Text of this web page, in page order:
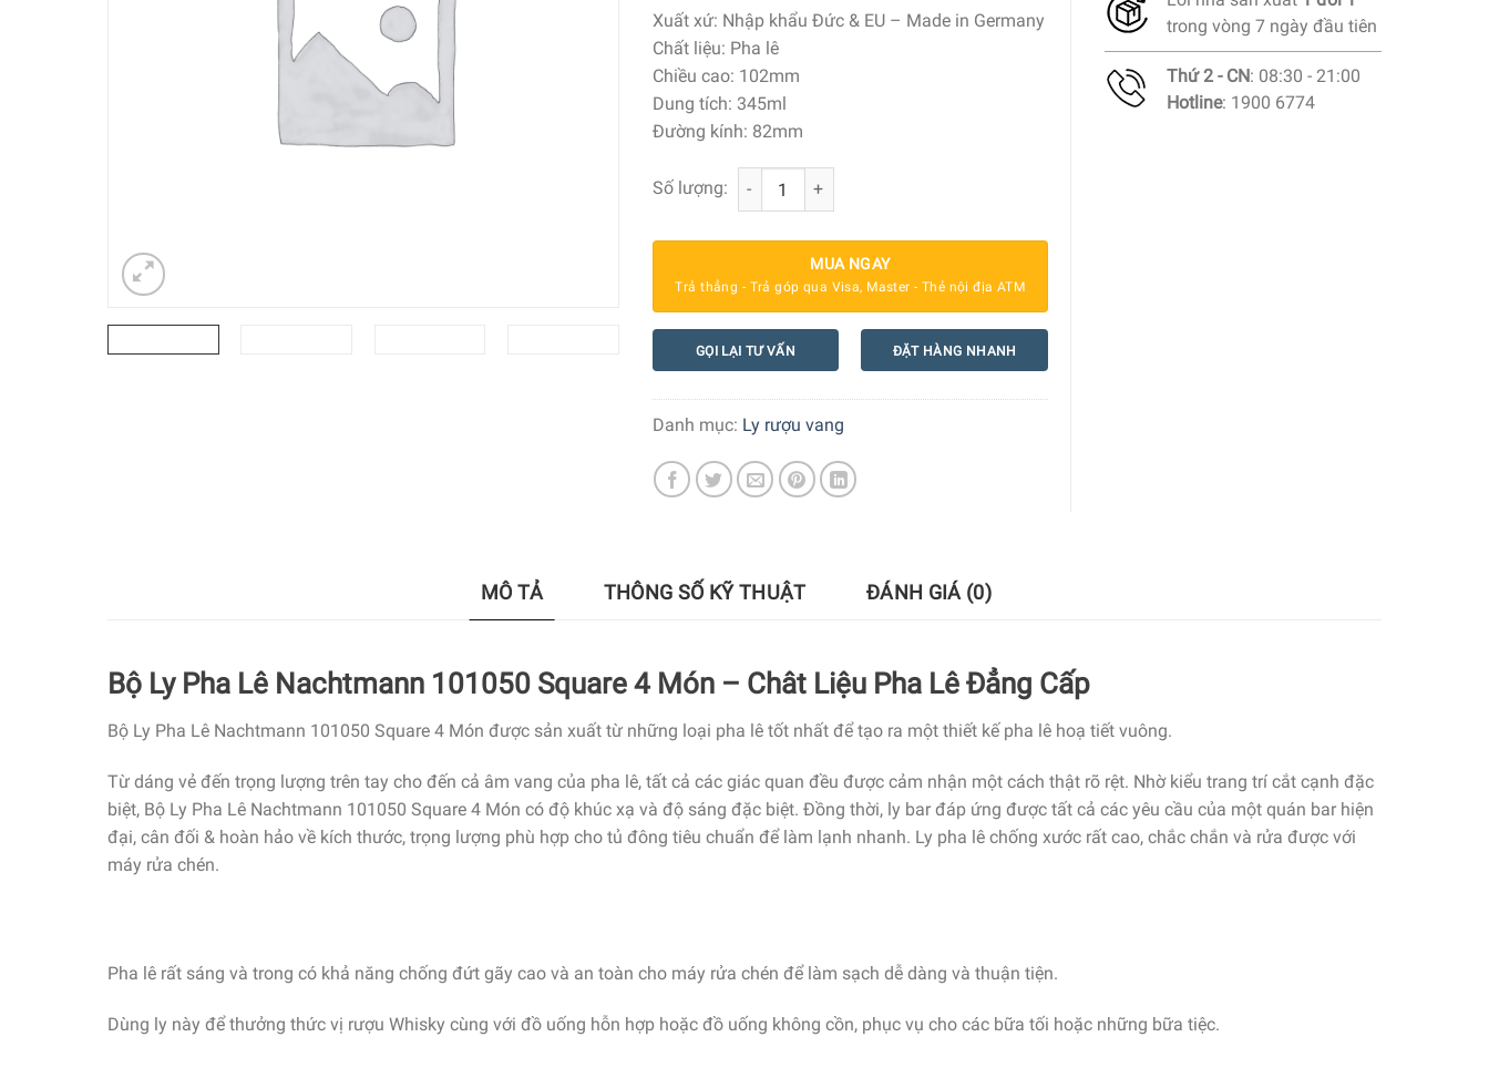
Xuất xứ: Nhập khẩu Đức & EU – Made in Germany
Chất liệu: Pha lê
Chiều cao: 102mm
Dung tích: 345ml
Đường kính: 82mm
Số lượng: Bộ Ly Pha Lê Nachtmann 101050 Square 4 Món số lượng
MUA NGAY
Trả thẳng - Trả góp qua Visa, Master - Thẻ nội địa ATM
GỌI LẠI TƯ VẤN ĐẶT HÀNG NHANH
Danh mục: Ly rượu vang
trong vòng 7 ngày đầu tiên
Thứ 2 - CN: 08:30 - 21:00
Hotline: 1900 6774
MÔ TẢ THÔNG SỐ KỸ THUẬT ĐÁNH GIÁ (0)
Bộ Ly Pha Lê Nachtmann 101050 Square 4 Món – Chât Liệu Pha Lê Đẳng Cấp
Bộ Ly Pha Lê Nachtmann 101050 Square 4 Món được sản xuất từ những loại pha lê tốt nhất để tạo ra một thiết kế pha lê hoạ tiết vuông.
Từ dáng vẻ đến trọng lượng trên tay cho đến cả âm vang của pha lê, tất cả các giác quan đều được cảm nhận một cách thật rõ rệt. Nhờ kiểu trang trí cắt cạnh đặc
biệt, Bộ Ly Pha Lê Nachtmann 101050 Square 4 Món có độ khúc xạ và độ sáng đặc biệt. Đồng thời, ly bar đáp ứng được tất cả các yêu cầu của một quán bar hiện
đại, cân đối & hoàn hảo về kích thước, trọng lượng phù hợp cho tủ đông tiêu chuẩn để làm lạnh nhanh. Ly pha lê chống xước rất cao, chắc chắn và rửa được với
máy rửa chén.
Pha lê rất sáng và trong có khả năng chống đứt gãy cao và an toàn cho máy rửa chén để làm sạch dễ dàng và thuận tiện.
Dùng ly này để thưởng thức vị rượu Whisky cùng với đồ uống hỗn hợp hoặc đồ uống không cồn, phục vụ cho các bữa tối hoặc những bữa tiệc.